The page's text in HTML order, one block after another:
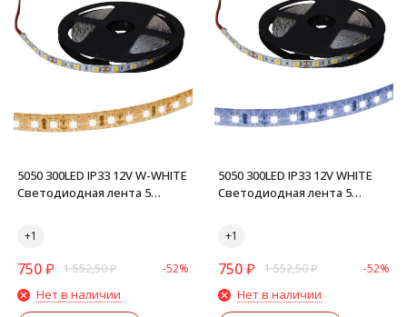
5050 300LED IP33 12V W-WHITE
Светодиодная лента 5
750₽ 1 552,50₽ -52%
Нет в наличии
5050 300LED IP33 12V WHITE
Светодиодная лента 5
750₽ 1 552,50₽ -52%
Нет в наличии